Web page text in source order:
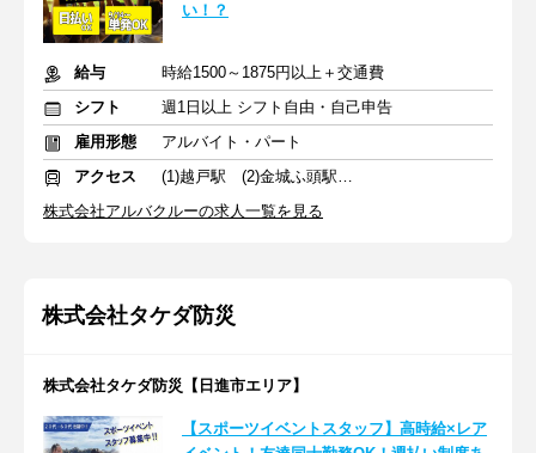
い！？
給与
時給1500～1875円以上＋交通費
シフト
週1日以上 シフト自由・自己申告
雇用形態
アルバイト・パート
アクセス
(1)越戸駅 (2)金城ふ頭駅 (3)中部国際空港駅
株式会社アルバクルーの求人一覧を見る
株式会社タケダ防災
株式会社タケダ防災【日進市エリア】
【スポーツイベントスタッフ】高時給×レア